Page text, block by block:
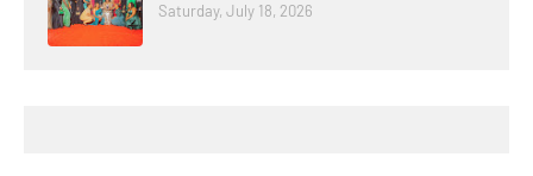
Saturday, July 18, 2026